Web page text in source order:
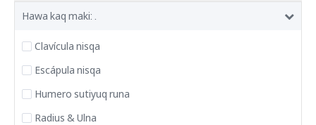
Hawa kaq maki: .
Clavícula nisqa
Escápula nisqa
Humero sutiyuq runa
Radius & Ulna